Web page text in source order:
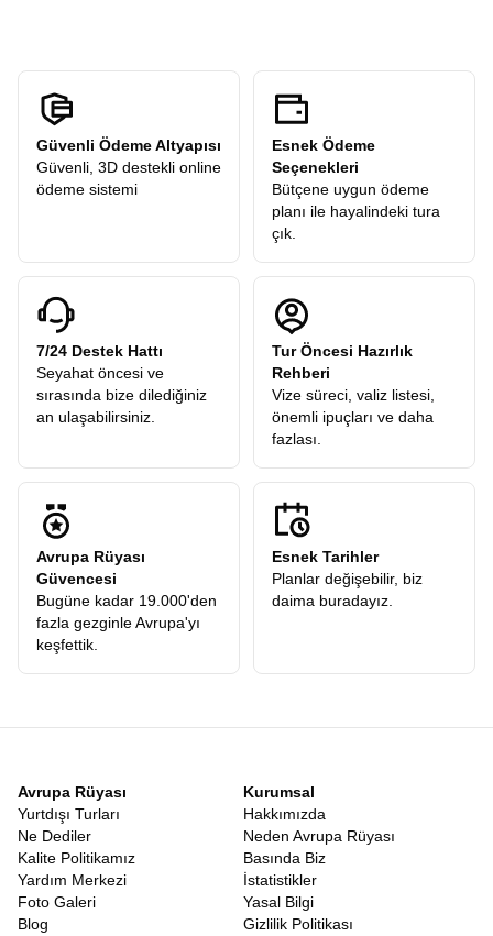
Güvenli Ödeme Altyapısı
Güvenli, 3D destekli online
ödeme sistemi
Esnek Ödeme
Seçenekleri
Bütçene uygun ödeme
planı ile hayalindeki tura
çık.
7/24 Destek Hattı
Seyahat öncesi ve
sırasında bize dilediğiniz
an ulaşabilirsiniz.
Tur Öncesi Hazırlık
Rehberi
Vize süreci, valiz listesi,
önemli ipuçları ve daha
fazlası.
Avrupa Rüyası
Güvencesi
Bugüne kadar 19.000'den
fazla gezginle Avrupa'yı
keşfettik.
Esnek Tarihler
Planlar değişebilir, biz
daima buradayız.
Avrupa Rüyası
Yurtdışı Turları
Ne Dediler
Kalite Politikamız
Yardım Merkezi
Foto Galeri
Blog
Kurumsal
Hakkımızda
Neden Avrupa Rüyası
Basında Biz
İstatistikler
Yasal Bilgi
Gizlilik Politikası